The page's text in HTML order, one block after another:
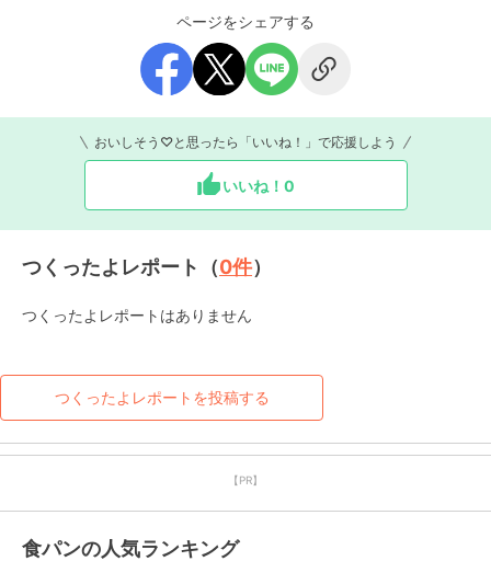
ページをシェアする
おいしそう♡と思ったら「いいね！」で応援しよう
いいね！ 0
つくったよレポート（0件）
つくったよレポートはありません
つくったよレポートを投稿する
【PR】
食パンの人気ランキング